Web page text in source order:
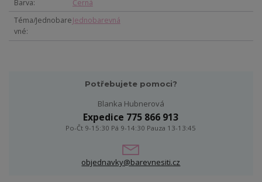
Barva
Černá
Téma/Jednobare
vné
Jednobarevná
Potřebujete pomoci?
Blanka Hubnerová
Expedice 775 866 913
Po-Čt 9-15:30 Pá 9-14:30 Pauza 13-13:45
objednavky@barevnesiti.cz